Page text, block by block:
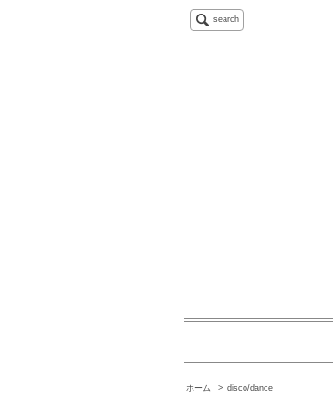
search
ホーム > disco/dance